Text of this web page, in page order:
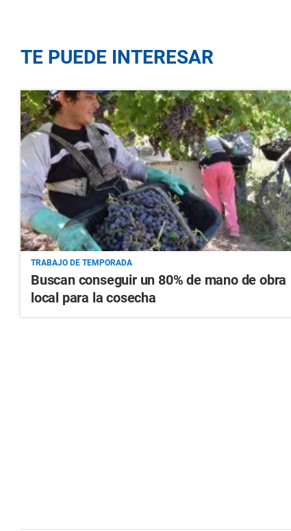
TE PUEDE INTERESAR
TRABAJO DE TEMPORADA
Buscan conseguir un 80% de mano de obra
local para la cosecha